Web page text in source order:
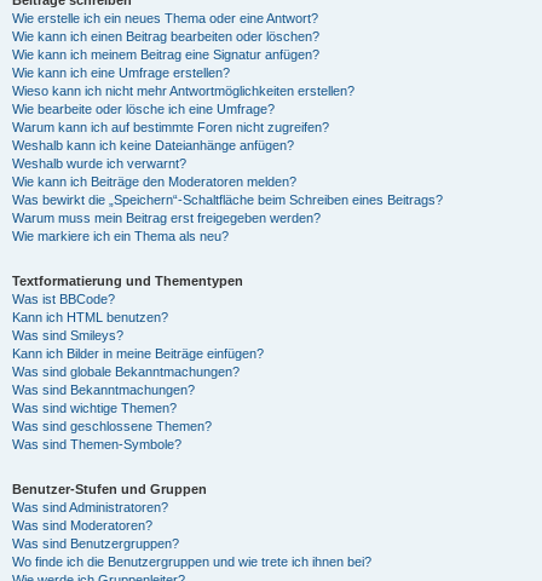
Wie erstelle ich ein neues Thema oder eine Antwort?
Wie kann ich einen Beitrag bearbeiten oder löschen?
Wie kann ich meinem Beitrag eine Signatur anfügen?
Wie kann ich eine Umfrage erstellen?
Wieso kann ich nicht mehr Antwortmöglichkeiten erstellen?
Wie bearbeite oder lösche ich eine Umfrage?
Warum kann ich auf bestimmte Foren nicht zugreifen?
Weshalb kann ich keine Dateianhänge anfügen?
Weshalb wurde ich verwarnt?
Wie kann ich Beiträge den Moderatoren melden?
Was bewirkt die „Speichern“-Schaltfläche beim Schreiben eines Beitrags?
Warum muss mein Beitrag erst freigegeben werden?
Wie markiere ich ein Thema als neu?
Textformatierung und Thementypen
Was ist BBCode?
Kann ich HTML benutzen?
Was sind Smileys?
Kann ich Bilder in meine Beiträge einfügen?
Was sind globale Bekanntmachungen?
Was sind Bekanntmachungen?
Was sind wichtige Themen?
Was sind geschlossene Themen?
Was sind Themen-Symbole?
Benutzer-Stufen und Gruppen
Was sind Administratoren?
Was sind Moderatoren?
Was sind Benutzergruppen?
Wo finde ich die Benutzergruppen und wie trete ich ihnen bei?